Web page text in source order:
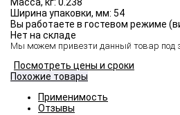
Масса, кг: 0.238
Ширина упаковки, мм: 54
Вы работаете в гостевом режиме
Нет на складе
Мы можем привезти данный товар под
Посмотреть цены и сроки
Похожие товары
Применимость
Отзывы